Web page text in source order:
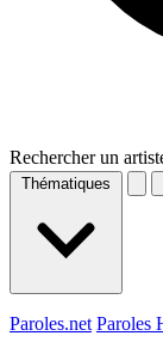
Rechercher un
Thématiques
Paroles.net Paroles